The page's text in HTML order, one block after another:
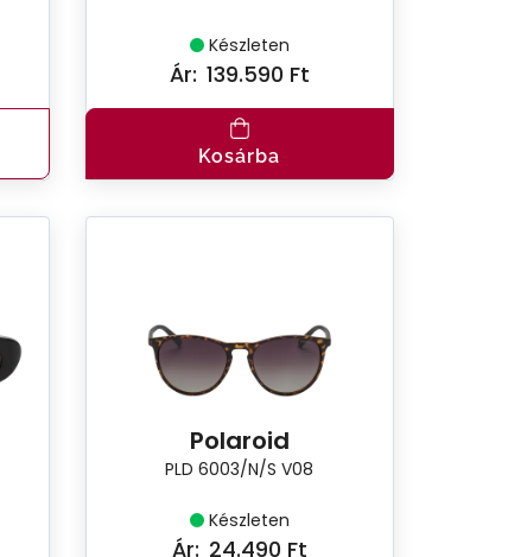
Készleten
Ár: 139.590 Ft
Kosárba
Polaroid
PLD 6003/N/S V08
Készleten
Ár: 24.490 Ft